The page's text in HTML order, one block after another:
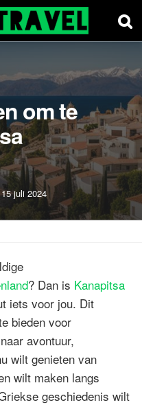
om te
15 juli 2024
? Dan is Kanapitsa
iets voor jou. Dit
bieden voor
avontuur,
wilt genieten van
wilt maken langs
geschiedenis wilt